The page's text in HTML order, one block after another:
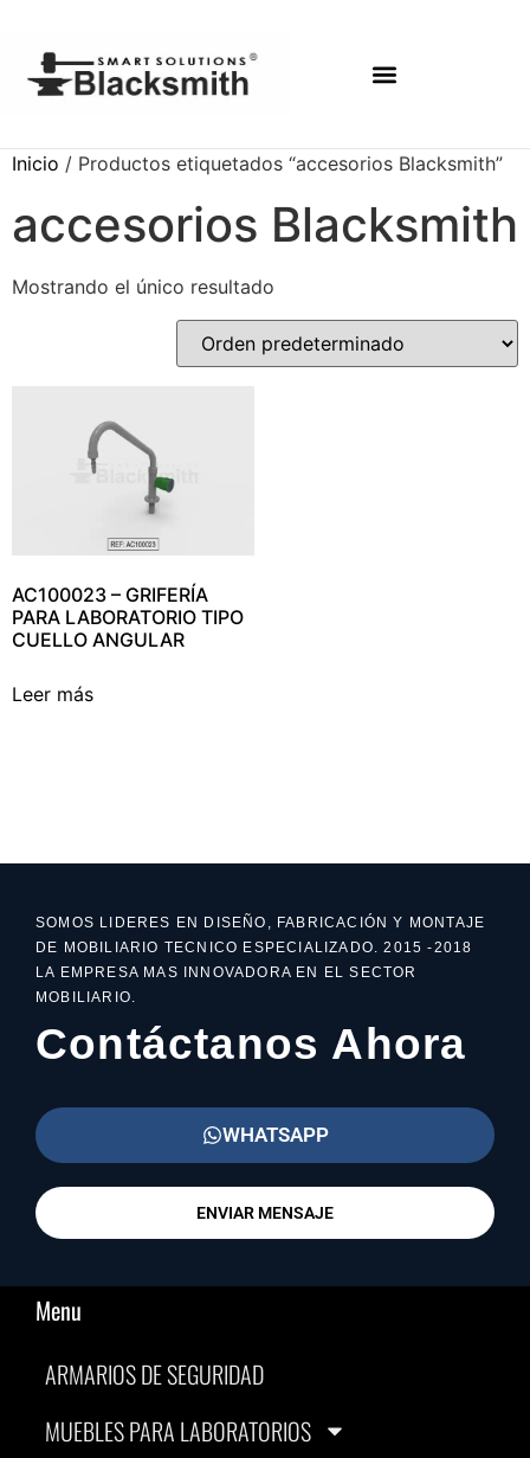
Inicio / Productos etiquetados “accesorios Blacksmith”
accesorios Blacksmith
Mostrando el único resultado
AC100023 – GRIFERÍA
PARA LABORATORIO TIPO
CUELLO ANGULAR
Leer más
SOMOS LIDERES EN DISEÑO, FABRICACIÓN Y MONTAJE
DE MOBILIARIO TECNICO ESPECIALIZADO. 2015 -2018
LA EMPRESA MAS INNOVADORA EN EL SECTOR
MOBILIARIO.
Contáctanos Ahora
WHATSAPP
ENVIAR MENSAJE
Menu
ARMARIOS DE SEGURIDAD
MUEBLES PARA LABORATORIOS